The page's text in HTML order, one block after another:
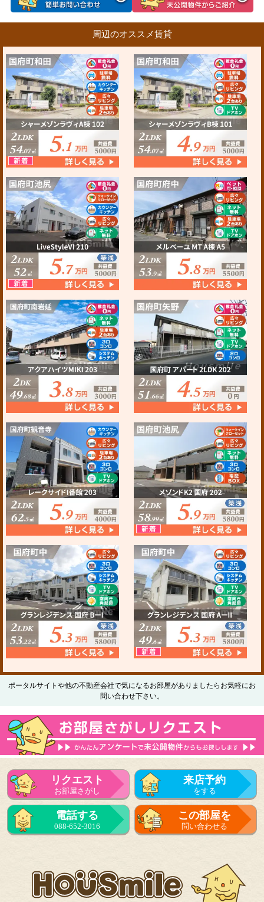
周辺のオススメ賃貸
ポータルサイトや他の不動産会社で気になるお部屋がありましたらお気軽にお
問い合わせ下さい。
リクエスト
お部屋さがし
来店予約
をする
電話する
088-652-3016
この部屋を
問い合わせる